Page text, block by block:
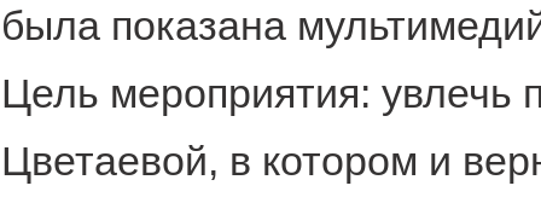
была показана
Цель мероприятия: увлечь
Цветаевой, в котором и